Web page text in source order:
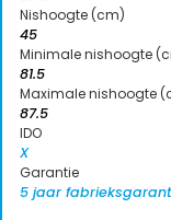
Nishoogte (cm)
45
Minimale nishoogte
81.5
Maximale nishoogte
87.5
IDO
X
Garantie
5 jaar